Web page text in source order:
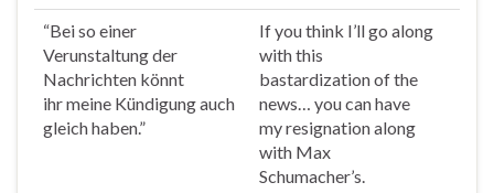
“Bei so einer
Verunstaltung der
Nachrichten könnt
ihrmeine Kündigung auch
gleich haben.”
If you think I’ll go along
with this
bastardization of the
news… you can have
my resignation along
with Max
Schumacher’s.